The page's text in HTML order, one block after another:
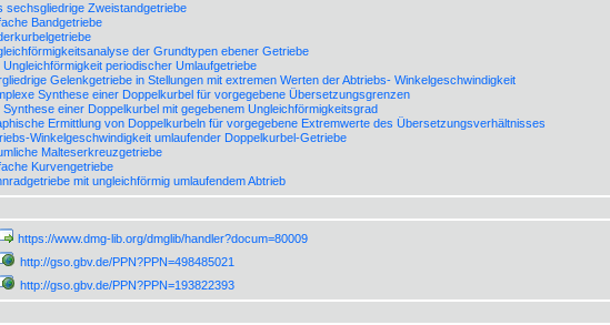
sechsgliedrige Zweistandgetriebe
Bandgetriebe
der Grundtypen ebener Getriebe
Ungleichförmigkeit periodischer Umlaufgetriebe
Gelenkgetriebe in Stellungen mit extremen Werten der Abtriebs- Winkelgeschwindigkeit
Synthese einer Doppelkurbel für vorgegebene Übersetzungsgrenzen
Synthese einer Doppelkurbel mit gegebenem Ungleichförmigkeitsgrad
Ermittlung von Doppelkurbeln für vorgegebene Extremwerte des Übersetzungsverhältnisses
Winkelgeschwindigkeit umlaufender Doppelkurbel-Getriebe
Malteserkreuzgetriebe
Kurvengetriebe
mit ungleichförmig umlaufendem Abtrieb
https://www.dmg-lib.org/dmglib/handler?docum=80009
http://gso.gbv.de/PPN?PPN=498485021
http://gso.gbv.de/PPN?PPN=193822393